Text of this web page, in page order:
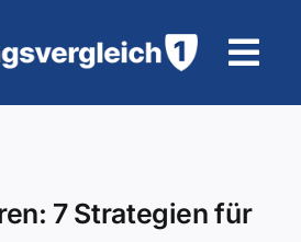
7 Strategien für